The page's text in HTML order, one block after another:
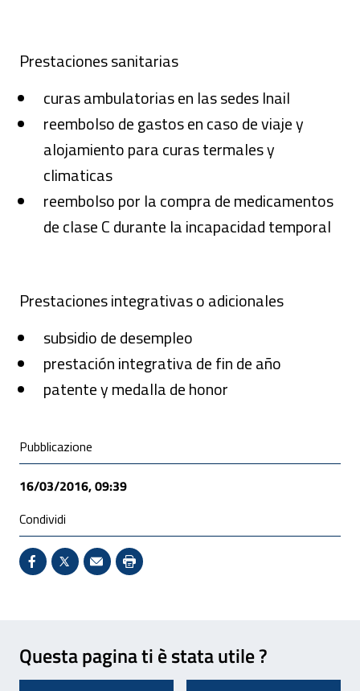
Prestaciones sanitarias
curas ambulatorias en las sedes Inail
reembolso de gastos en caso de viaje y
alojamiento para curas termales y
climaticas
reembolso por la compra de medicamentos
de clase C durante la incapacidad temporal
Prestaciones integrativas o adicionales
subsidio de desempleo
prestación integrativa de fin de año
patente y medalla de honor
Condivisione social
Pubblicazione
16/03/2016, 09:39
Condividi
Condividi su Facebook - Sito esterno - Apertura in
X - Sito esterno - Apertura in nuova finestra
Invio Mail: apre il programma di posta
Stampa pagina: scelta meno
Questa pagina ti è stata utile ?